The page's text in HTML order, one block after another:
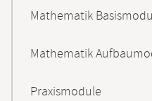
Mathematik
Mathematik
Praxismodule